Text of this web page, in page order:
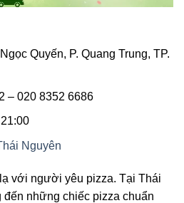
Quyến, P. Quang Trung, TP.
– 020 8352 6686
Nguyên
với người yêu pizza. Tại Thái
đến những chiếc pizza chuẩn